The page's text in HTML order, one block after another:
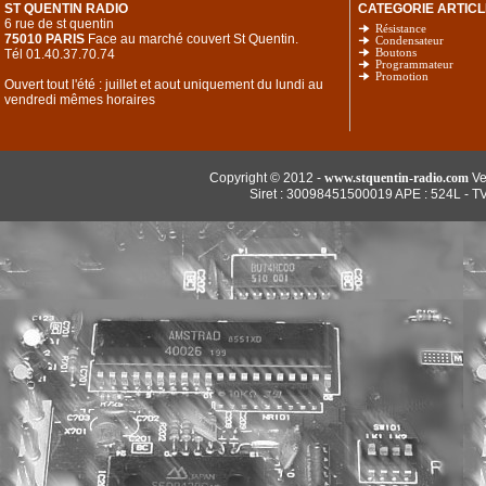
ST QUENTIN RADIO
6 rue de st quentin
75010 PARIS Face au marché couvert St Quentin.
Tél 01.40.37.70.74
Ouvert tout l'été : juillet et aout uniquement du lundi au
vendredi mêmes horaires
CATEGORIE
Résistance
Condensateur
Boutons
Programmateur
Promotion
Copyright © 2012 - www.stquentin-radio.com
Siret : 30098451500019 APE : 524L -